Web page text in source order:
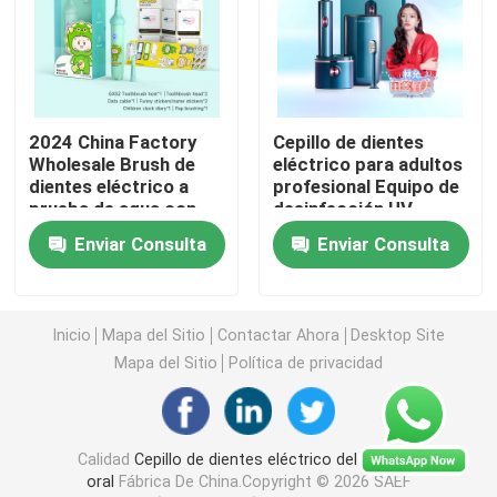
cepillo de dientes eléctrico recargable
Cepillo de dientes eléctrico de los niños
Sonic Electric Toothbrush
Cepillo de dientes eléctrico elegante
2024 China Factory
Wholesale Brush de
dientes eléctrico a
prueba de agua con
temporizador
inteligenteEnviar Consulta
Cepillo de dientes
eléctrico para adultos
profesional Equipo de
desinfección UV
personalizable y
estuche de viaje
Enviar Consulta
Inicio Mapa del Sitio Contactar Ahora
Desktop Site
Mapa del Sitio
Política de privacidad
Calidad Cepillo de dientes eléctrico del cuidado
oral
Fábrica De China.Copyright © 2026 SAEF